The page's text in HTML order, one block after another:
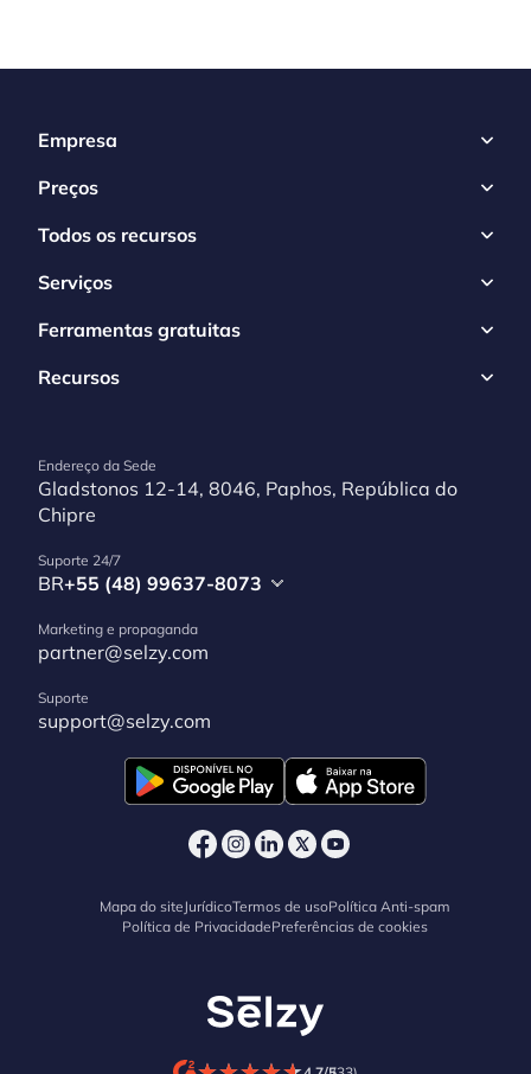
Empresa
Preços
Todos os recursos
Serviços
Ferramentas gratuitas
Recursos
Endereço da Sede
Gladstonos 12-14, 8046, Paphos, República do
Chipre
Suporte 24/7
BR+55 (48) 99637-8073
Marketing e propaganda
partner@selzy.com
Suporte
support@selzy.com
Mapa do site JurídicoTermos de usoPolítica Anti-spam
Política de PrivacidadePreferências de cookies